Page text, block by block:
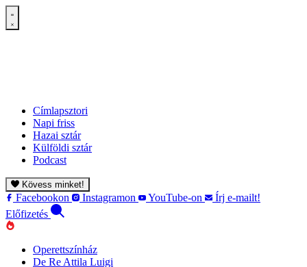
Címlapsztori
Napi friss
Hazai sztár
Külföldi sztár
Podcast
Kövess minket!
Facebookon Instagramon YouTube-on
Írj e-mailt!
Előfizetés
Operettszínház
De Re Attila Luigi